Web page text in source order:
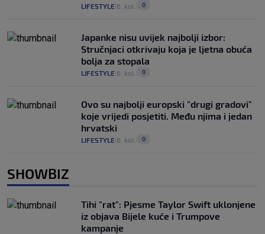
LIFESTYLE 6. kol. 0
Japanke nisu uvijek najbolji izbor:
Stručnjaci otkrivaju koja je ljetna obuća
bolja za stopala
LIFESTYLE 6. kol. 0
Ovo su najbolji europski "drugi gradovi"
koje vrijedi posjetiti. Među njima i jedan
hrvatski
LIFESTYLE 6. kol. 0
SHOWBIZ
Tihi "rat": Pjesme Taylor Swift uklonjene
iz objava Bijele kuće i Trumpove
kampanje